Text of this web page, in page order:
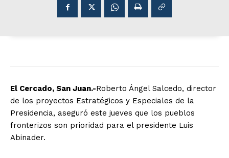
El Cercado, San Juan.-Roberto Ángel Salcedo, director
de los proyectos Estratégicos y Especiales de la
Presidencia, aseguró este jueves que los pueblos
fronterizos son prioridad para el presidente Luis
Abinader.